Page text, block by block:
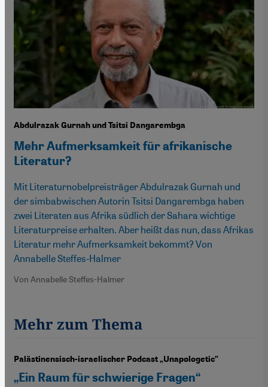
Abdulrazak Gurnah und Tsitsi Dangarembga
Mehr Aufmerksamkeit für afrikanische
Literatur?
Mit Literaturnobelpreisträger Abdulrazak Gurnah und
der simbabwischen Autorin Tsitsi Dangarembga haben
zwei Literaten aus Afrika südlich der Sahara wichtige
Literaturpreise erhalten. Aber heißt das nun, dass Afrikas
Literatur mehr Aufmerksamkeit bekommt? Von
Annabelle Steffes-Halmer
Von Annabelle Steffes-Halmer
Mehr zum Thema
Palästinensisch-israelischer Podcast „Unapologetic”
„Ein Raum für schwierige Fragen“